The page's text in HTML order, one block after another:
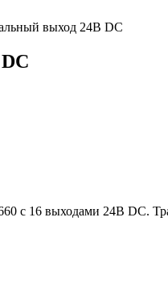
выход 24В DC
с 16 выходами 24В DC.